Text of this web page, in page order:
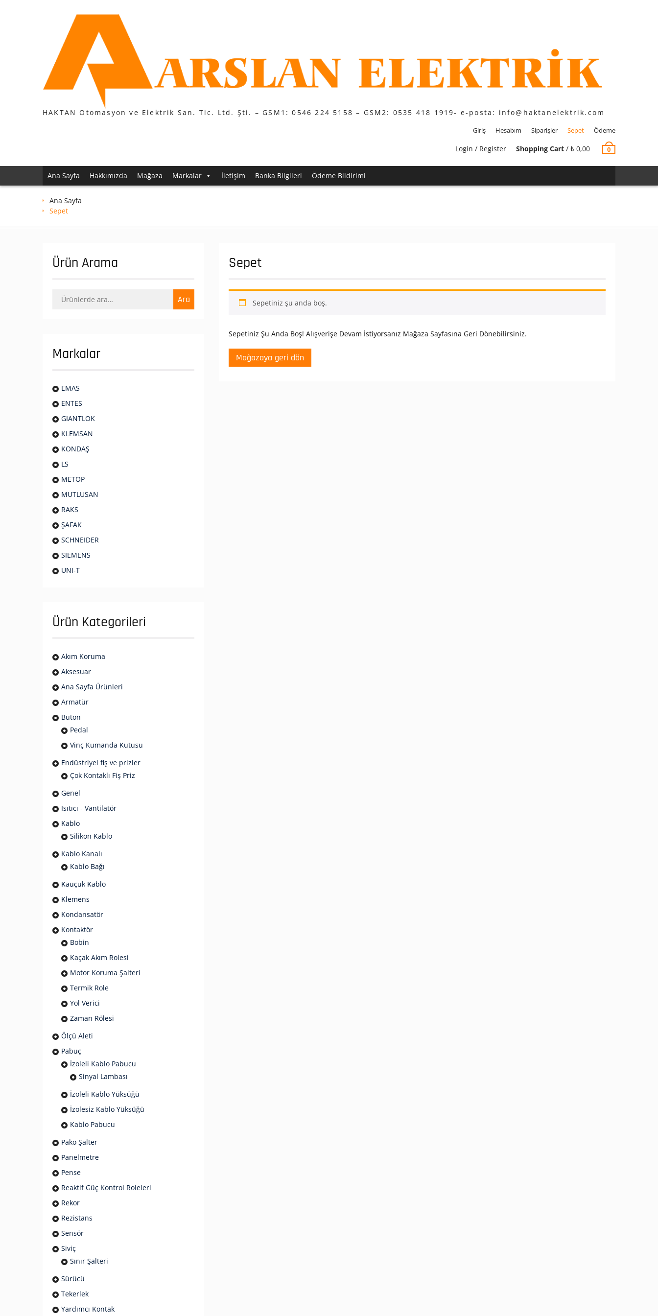
HAKTAN Otomasyon ve Elektrik San. Tic. Ltd. Şti. – GSM1: 0546 224 5158 – GSM2: 0535 418 1919- e-posta: info@haktanelektrik.com
Giriş Hesabım Siparişler Sepet Ödeme
Login / Register Shopping Cart / ₺ 0,00 0
Ana Sayfa Hakkımızda Mağaza Markalar İletişim Banka Bilgileri Ödeme Bildirimi
Ana Sayfa
Sepet
Sepet
Sepetiniz şu anda boş.
Sepetiniz Şu Anda Boş! Alışverişe Devam İstiyorsanız Mağaza Sayfasına Geri Dönebilirsiniz.
Mağazaya geri dön
Ürün Arama
Ara: Ara
Markalar
EMAS
ENTES
GIANTLOK
KLEMSAN
KONDAŞ
LS
METOP
MUTLUSAN
RAKS
ŞAFAK
SCHNEIDER
SIEMENS
UNI-T
Ürün Kategorileri
Akım Koruma
Aksesuar
Ana Sayfa Ürünleri
Armatür
Buton
Pedal
Vinç Kumanda Kutusu
Endüstriyel fiş ve prizler
Çok Kontaklı Fiş Priz
Genel
Isıtıcı - Vantilatör
Kablo
Silikon Kablo
Kablo Kanalı
Kablo Bağı
Kauçuk Kablo
Klemens
Kondansatör
Kontaktör
Bobin
Kaçak Akım Rolesi
Motor Koruma Şalteri
Termik Role
Yol Verici
Zaman Rölesi
Ölçü Aleti
Pabuç
İzoleli Kablo Pabucu
Sinyal Lambası
İzoleli Kablo Yüksüğü
İzolesiz Kablo Yüksüğü
Kablo Pabucu
Pako Şalter
Panelmetre
Pense
Reaktif Güç Kontrol Roleleri
Rekor
Rezistans
Sensör
Siviç
Sınır Şalteri
Sürücü
Tekerlek
Yardımcı Kontak